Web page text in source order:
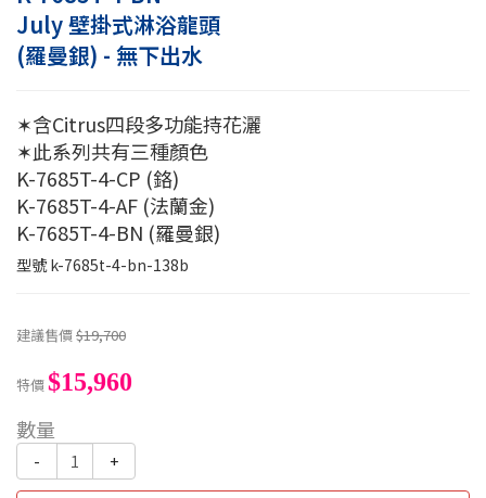
July 壁掛式淋浴龍頭
(羅曼銀) - 無下出水
✶含Citrus四段多功能持花灑
✶此系列共有三種顏色
K-7685T-4-CP (鉻)
K-7685T-4-AF (法蘭金)
K-7685T-4-BN (羅曼銀)
型號k-7685t-4-bn-138b
建議售價$19,700
特價$15,960
數量
- +